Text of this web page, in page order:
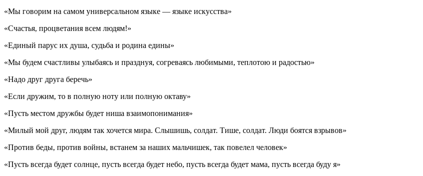
«Мы говорим на самом универсальном языке — языке искусства»
«Счастья, процветания всем людям!»
«Единый парус их душа, судьба и родина едины»
«Мы будем счастливы улыбаясь и празднуя, согреваясь любимыми, теплотою и радостью»
«Надо друг друга беречь»
«Если дружим, то в полную ноту или полную октаву»
«Пусть местом дружбы будет ниша взаимопонимания»
«Милый мой друг, людям так хочется мира. Слышишь, солдат. Тише, солдат. Люди боятся взрывов»
«Против беды, против войны, встанем за наших мальчишек, так повелел человек»
«Пусть всегда будет солнце, пусть всегда будет небо, пусть всегда будет мама, пусть всегда буду я»